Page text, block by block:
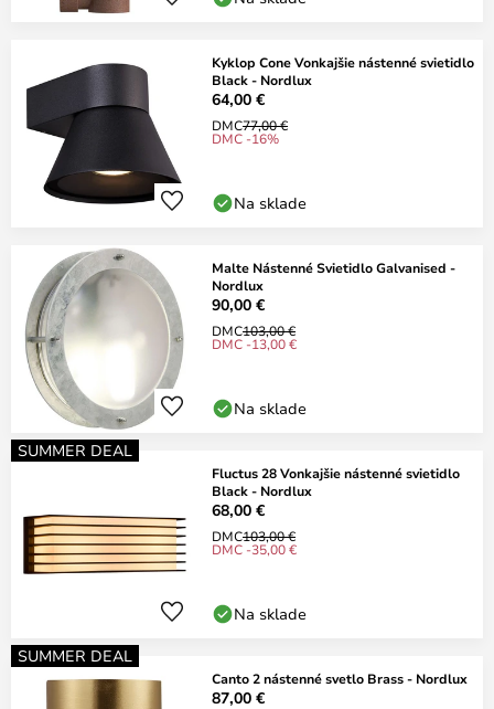
Kyklop Cone Vonkajšie nástenné svietidlo
Black - Nordlux
64,00 €
DMC77,00 €
DMC -16%
Na sklade
Malte Nástenné Svietidlo Galvanised -
Nordlux
90,00 €
DMC103,00 €
DMC -13,00 €
Na sklade
SUMMER DEAL
Fluctus 28 Vonkajšie nástenné svietidlo
Black - Nordlux
68,00 €
DMC103,00 €
DMC -35,00 €
Na sklade
SUMMER DEAL
Canto 2 nástenné svetlo Brass - Nordlux
87,00 €